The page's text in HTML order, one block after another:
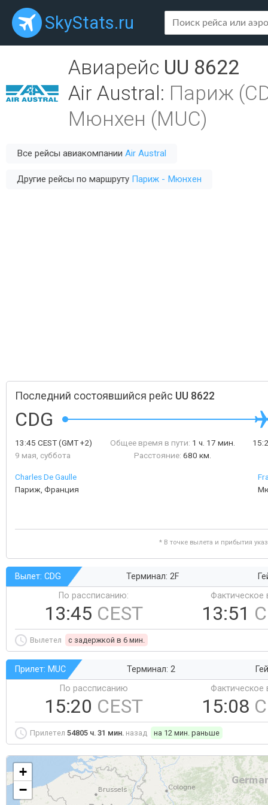
SkyStats.ru
Авиарейс UU 8622
Air Austral: Париж
Мюнхен (MUC)
Все рейсы авиакомпании Air Austral
Другие рейсы по маршруту Париж - Мюнхен
Последний состоявшийся рейс UU 8622
CDG
13:45 CEST(GMT +2)
9 мая, суббота
Общее время в пути: 1 ч. 17 мин.
Расстояние: 680 км.
Charles De Gaulle
Париж, Франция
* В точке вылета и прибытия
Вылет: CDG Терминал: 2F
По рассписанию:
13:45 CEST
Фактическое
13:51
Вылетел c задержкой в 6 мин.
Прилет: MUC Терминал: 2
По рассписанию
15:20 CEST
Фактическое
15:08
Прилетел 54805 ч. 31 мин. назад на 12 мин. раньше
+
−